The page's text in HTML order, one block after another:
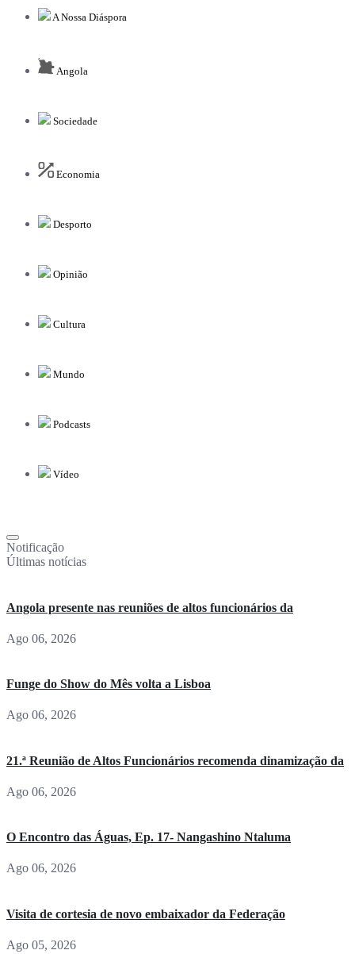
A Nossa Diáspora
Angola
Sociedade
Economia
Desporto
Opinião
Cultura
Mundo
Podcasts
Vídeo
Notificação
Últimas notícias
Angola presente nas reuniões de altos funcionários da
Ago 06, 2026
Funge do Show do Mês volta a Lisboa
Ago 06, 2026
21.ª Reunião de Altos Funcionários recomenda dinamização da
Ago 06, 2026
O Encontro das Águas, Ep. 17- Nangashino Ntaluma
Ago 06, 2026
Visita de cortesia de novo embaixador da Federação
Ago 05, 2026